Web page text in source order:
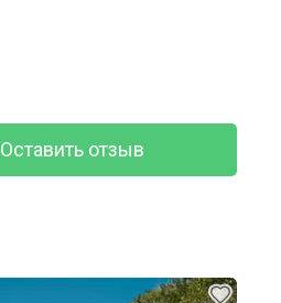
Оставить отзыв